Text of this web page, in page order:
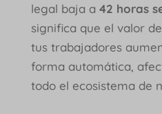
legal baja a 42 horas
significa que el valor
tus trabajadores
forma automática,
todo el ecosistema de